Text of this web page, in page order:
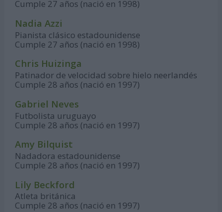
Cumple 27 años (nació en 1998)
Nadia Azzi
Pianista clásico estadounidense
Cumple 27 años (nació en 1998)
Chris Huizinga
Patinador de velocidad sobre hielo neerlandés
Cumple 28 años (nació en 1997)
Gabriel Neves
Futbolista uruguayo
Cumple 28 años (nació en 1997)
Amy Bilquist
Nadadora estadounidense
Cumple 28 años (nació en 1997)
Lily Beckford
Atleta británica
Cumple 28 años (nació en 1997)